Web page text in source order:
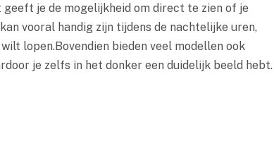
je de mogelijkheid om direct te zien of je
vooral handig zijn tijdens de nachtelijke uren,
lopen.Bovendien bieden veel modellen ook
je zelfs in het donker een duidelijk beeld hebt.